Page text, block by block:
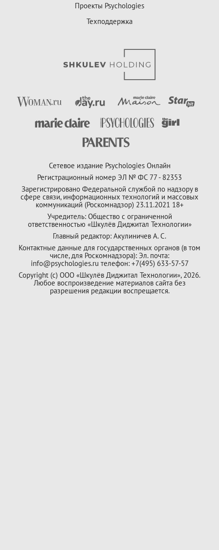
Проекты Psychologies
Техподдержка
Сетевое издание Psychologies Онлайн
Регистрационный номер ЭЛ № ФС 77 - 82353
Зарегистрировано Федеральной службой по надзору в
сфере связи, информационных технологий и массовых
коммуникаций (Роскомнадзор) 23.11.2021 18+
Учредитель: Общество с ограниченной
ответственностью «Шкулёв Диджитал Технологии»
Главный редактор: Акулиничев А. С.
Контактные данные для государственных органов (в том
числе, для Роскомнадзора): Эл. почта:
info@psychologies.ru телефон: +7(495) 633-57-57
Copyright (с) ООО «Шкулёв Диджитал Технологии», 2026.
Любое воспроизведение материалов сайта без
разрешения редакции воспрещается.